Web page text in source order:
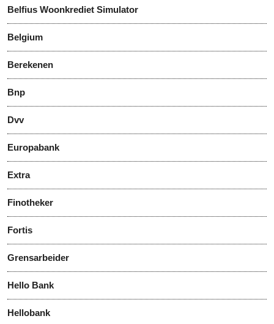
Belfius Woonkrediet Simulator
Belgium
Berekenen
Bnp
Dvv
Europabank
Extra
Finotheker
Fortis
Grensarbeider
Hello Bank
Hellobank